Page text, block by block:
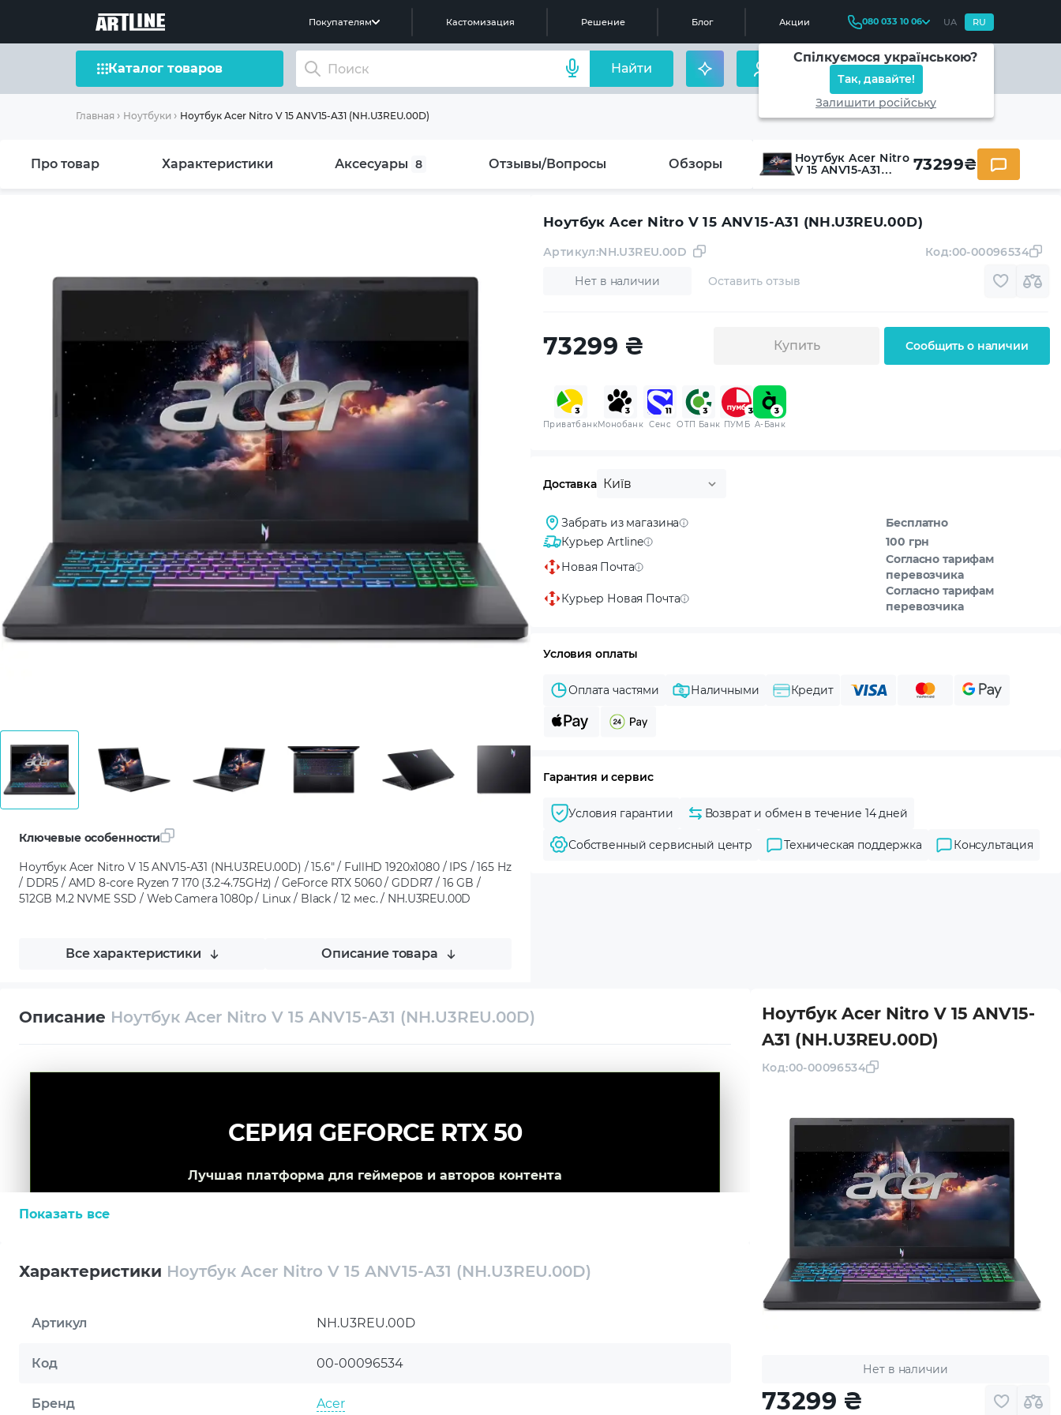
Покупателям Кастомизация Решение Блог Акции 080 033 10 06 UA RU
Спілкуємося українською?
Так, давайте!
Залишити російську
Каталог товаров Найти
Главная Ноутбуки Ноутбук Acer Nitro V 15 ANV15-A31 (NH.U3REU.00D)
Про товар Характеристики Аксесуары 8 Отзывы/Вопросы Обзоры
Ноутбук Acer Nitro
V 15 ANV15-A31
73299₴
Ключевые особенности
Ноутбук Acer Nitro V 15 ANV15-A31 (NH.U3REU.00D) / 15.6" / FullHD 1920x1080 / IPS / 165 Hz
/ DDR5 / AMD 8-core Ryzen 7 170 (3.2-4.75GHz) / GeForce RTX 5060 / GDDR7 / 16 GB /
512GB M.2 NVME SSD / Web Camera 1080p / Linux / Black / 12 мес. / NH.U3REU.00D
Все характеристики Описание товара
Ноутбук Acer Nitro V 15 ANV15-A31 (NH.U3REU.00D)
Нет в наличии
Артикул:NH.U3REU.00D
Оставить отзыв
Код:00-00096534
73299 ₴ Купить Сообщить о наличии
ПриватбанкМонобанк Сенс ОТП Банк ПУМБ A-Банк
Доставка Київ
Забрать из магазина
Бесплатно
Курьер Artline
100 грн
Новая Почта
Согласно тарифам
перевозчика
Курьер Новая Почта
Согласно тарифам
перевозчика
Условия оплаты
Оплата частями Наличными Кредит
Гарантия и сервис
Условия гарантии Возврат и обмен в течение 14 дней
Собственный сервисный центр Техническая поддержка Консультация
Описание Ноутбук Acer Nitro V 15 ANV15-A31 (NH.U3REU.00D)
СЕРИЯ GEFORCE RTX 50
Лучшая платформа для геймеров и авторов контента
Показать все
Характеристики Ноутбук Acer Nitro V 15 ANV15-A31 (NH.U3REU.00D)
Артикул NH.U3REU.00D
Код 00-00096534
Бренд Acer
Ноутбук Acer Nitro V 15 ANV15-
A31 (NH.U3REU.00D)
Код:00-00096534
Нет в наличии
73299 ₴